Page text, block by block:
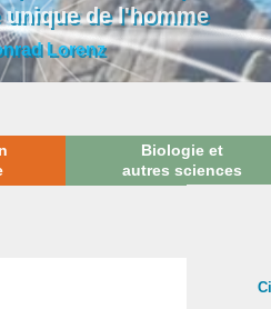
de l'homme
Lorenz
Biologie et
autres sciences